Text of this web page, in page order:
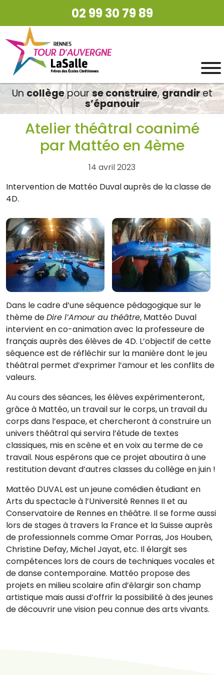
02 99 30 79 89
Un collègepourse construire,grandiret
s’épanouir
Atelier théâtral coanimé
par Mattéo en 4ème
14 avril 2023
Intervention de Mattéo Duval auprès de la classe de
4D.
Dans le cadre d’une séquence pédagogique sur le
thème deDire l’Amour au théâtre, Mattéo Duval
intervient en co-animation avec la professeure de
français auprès des élèves de 4D. L’objectif de cette
séquence est de réfléchir sur la manière dont le jeu
théâtral permet d’exprimer l’amour et les conflits de
valeurs.
Au cours des séances, les élèves expérimenteront,
grâce à Mattéo, un travail sur le corps, un travail du
corps dans l’espace, et chercheront à construire un
univers théâtral qui servira l’étude de textes
classiques, mis en scène et en voix au terme de ce
travail. Nous espérons que ce projet aboutira à une
restitution devant d’autres classes du collège en juin !
Mattéo DUVAL est un jeune comédien étudiant en
Arts du spectacle à l’Université Rennes II et au
Conservatoire de Rennes en théâtre. Il se forme aussi
lors de stages à travers la France et la Suisse auprès
de professionnels comme Omar Porras, Jos Houben,
Christine Defay, Michel Jayat, etc. Il élargit ses
compétences lors de cours de techniques vocales et
de danse contemporaine. Mattéo propose des
projets en milieu scolaire afin d’élargir son champ
artistique mais aussi d’offrir la possibilité à des jeunes
de découvrir une vision peu connue des arts vivants.